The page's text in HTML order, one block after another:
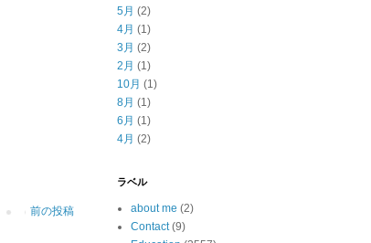
前の投稿
5月 (2)
4月 (1)
3月 (2)
2月 (1)
10月 (1)
8月 (1)
6月 (1)
4月 (2)
ラベル
about me (2)
Contact (9)